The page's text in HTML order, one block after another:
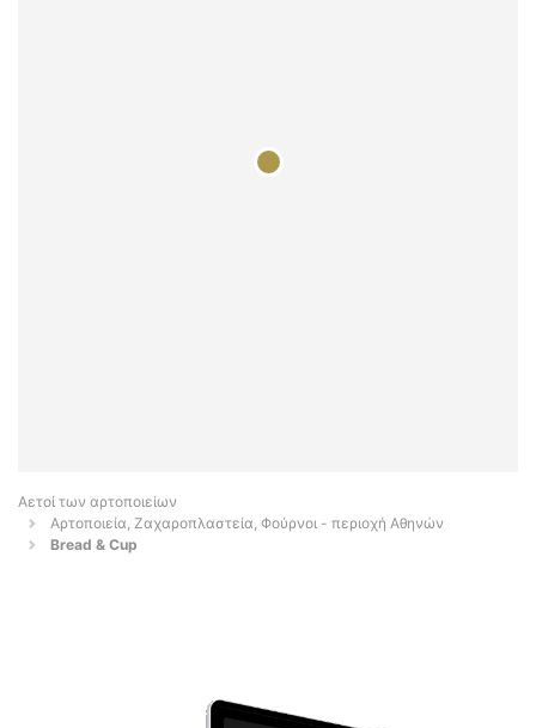
Αετοί των αρτοποιείων
Αρτοποιεία, Ζαχαροπλαστεία, Φούρνοι - περιοχή Αθηνών
Bread & Cup